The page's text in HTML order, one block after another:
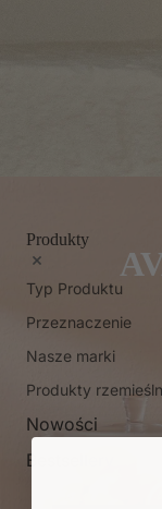
Produkty
Typ Produktu
Przeznaczenie
Nasze marki
Produkty
Nowości
Bestsellery